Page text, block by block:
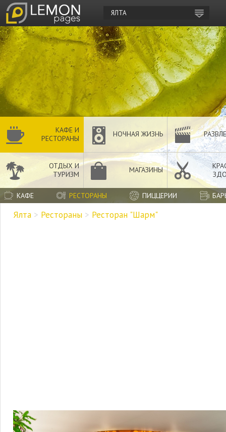
ЯЛТА
КАФЕ И
РЕСТОРАНЫ
НОЧНАЯ ЖИЗНЬ
ОТДЫХ И
ТУРИЗМ
МАГАЗИНЫ
КАФЕ РЕСТОРАНЫ ПИЦЦЕРИИ
Ялта > Рестораны > Ресторан "Шарм"